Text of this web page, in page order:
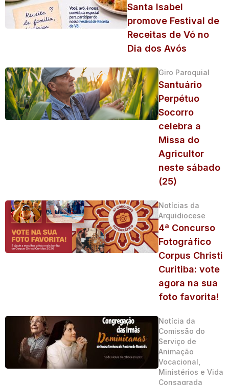
Santa Isabel
promove Festival de
Receitas de Vó no
Dia dos Avós
Giro Paroquial
Santuário
Perpétuo
Socorro
celebra a
Missa do
Agricultor
neste sábado
(25)
Notícias da
Arquidiocese
4ª Concurso
Fotográfico
Corpus Christi
Curitiba: vote
agora na sua
foto favorita!
Notícia da
Comissão do
Serviço de
Animação
Vocacional,
Ministérios e Vida
Consagrada